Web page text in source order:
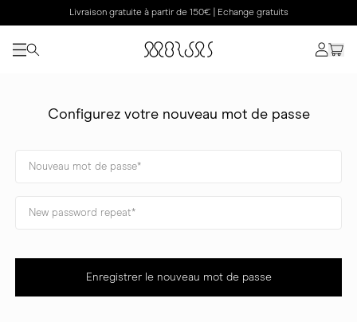
Livraison gratuite à partir de 150€ | Echange gratuits
Configurez votre nouveau mot de passe
Enregistrer le nouveau mot de passe